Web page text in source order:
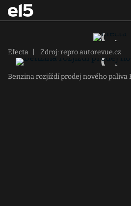
Efecta Zdroj: repro autorevue.cz
Benzina rozjíždí prodej nového paliva